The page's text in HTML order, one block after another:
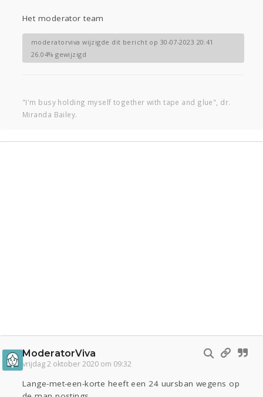
Het moderator team
moderatorviva wijzigde dit bericht op 30-07-2023 20:41
26.04% gewijzigd
"I'm busy holding myself together with tape and glue", dr.
Miranda Bailey.
ModeratorViva
vrijdag 2 oktober 2020 om 09:32
Lange-met-een-korte heeft een 24 uursban wegens op